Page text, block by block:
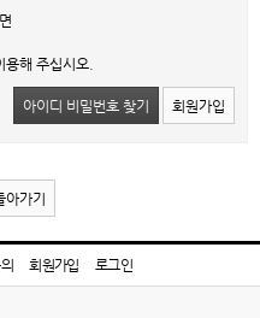
해 주십시오.
아이디 비밀번호 찾기 회원가입
가기
회원가입 로그인